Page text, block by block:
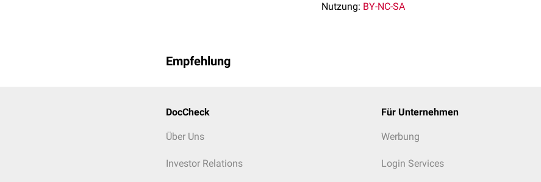
Nutzung: BY-NC-SA
Empfehlung
DocCheck
Über Uns
Investor Relations
Für Unternehmen
Werbung
Login Services